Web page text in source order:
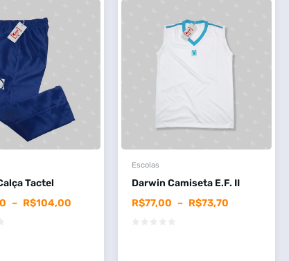
Tactel
R$104,00
–
Escolas
Darwin Camiseta E.F. II
R$73,70
–
R$77,00